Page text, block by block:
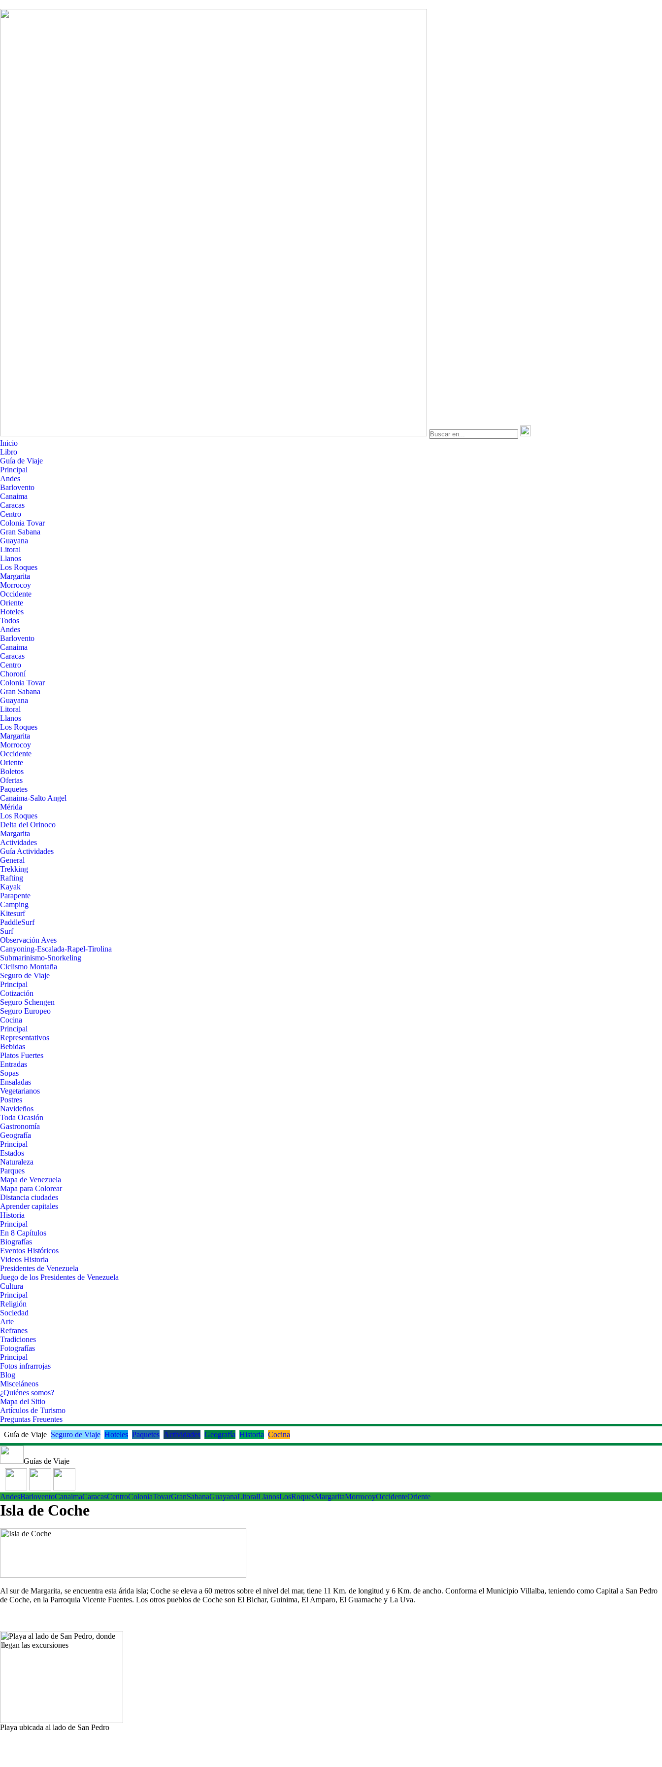
Inicio
Libro
Guía de Viaje
Principal
Andes
Barlovento
Canaima
Caracas
Centro
Colonia Tovar
Gran Sabana
Guayana
Litoral
Llanos
Los Roques
Margarita
Morrocoy
Occidente
Oriente
Hoteles
Todos
Andes
Barlovento
Canaima
Caracas
Centro
Choroní
Colonia Tovar
Gran Sabana
Guayana
Litoral
Llanos
Los Roques
Margarita
Morrocoy
Occidente
Oriente
Boletos
Ofertas
Paquetes
Canaima-Salto Angel
Mérida
Los Roques
Delta del Orinoco
Margarita
Actividades
Guía Actividades
General
Trekking
Rafting
Kayak
Parapente
Camping
Kitesurf
PaddleSurf
Surf
Observación Aves
Canyoning-Escalada-Rapel-Tirolina
Submarinismo-Snorkeling
Ciclismo Montaña
Seguro de Viaje
Principal
Cotización
Seguro Schengen
Seguro Europeo
Cocina
Principal
Representativos
Bebidas
Platos Fuertes
Entradas
Sopas
Ensaladas
Vegetarianos
Postres
Navideños
Toda Ocasión
Gastronomía
Geografía
Principal
Estados
Naturaleza
Parques
Mapa de Venezuela
Mapa para Colorear
Distancia ciudades
Aprender capitales
Historia
Principal
En 8 Capítulos
Biografías
Eventos Históricos
Videos Historia
Presidentes de Venezuela
Juego de los Presidentes de Venezuela
Cultura
Principal
Religión
Sociedad
Arte
Refranes
Tradiciones
Fotografías
Principal
Fotos infrarrojas
Blog
Misceláneos
¿Quiénes somos?
Mapa del Sitio
Artículos de Turismo
Preguntas Freuentes
Guía de Viaje Seguro de Viaje Hoteles Paquetes Actividades Geografía Historia Cocina
Guías de Viaje
AndesBarloventoCanaimaCaracasCentroColoniaTovarGranSabanaGuayanaLitoralLlanosLosRoquesMargaritaMorrocoyOccidenteOriente
Isla de Coche
Al sur de Margarita, se encuentra esta árida isla; Coche se eleva a 60 metros sobre el nivel del mar, tiene 11 Km. de longitud y 6 Km. de ancho. Conforma el Municipio Villalba, teniendo como Capital a San Pedro
de Coche, en la Parroquia Vicente Fuentes. Los otros pueblos de Coche son El Bichar, Guinima, El Amparo, El Guamache y La Uva.
Playa ubicada al lado de San Pedro